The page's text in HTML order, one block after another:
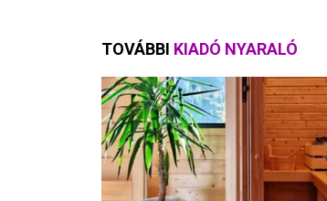
TOVÁBBI KIADÓ NYARALÓ